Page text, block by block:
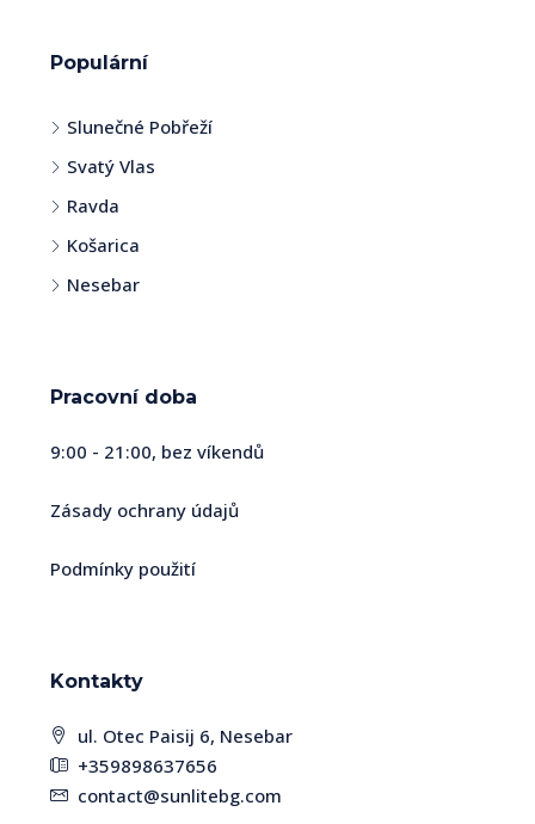
Populární
Slunečné Pobřeží
Svatý Vlas
Ravda
Košarica
Nesebar
Pracovní doba
9:00 - 21:00, bez víkendů
Zásady ochrany údajů
Podmínky použití
Kontakty
ul. Otec Paisij 6, Nesebar
+359898637656
contact@sunlitebg.com